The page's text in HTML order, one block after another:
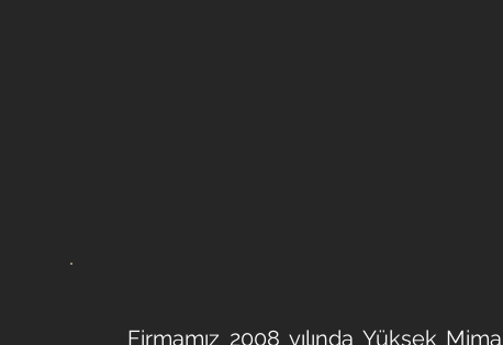
Firmamız 2008 yılında Yüksek